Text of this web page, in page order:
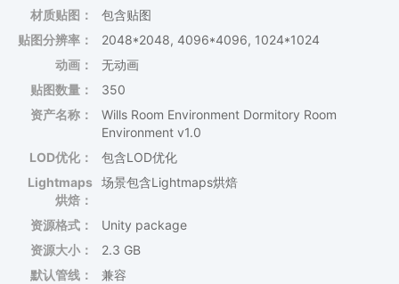
材质贴图：
包含贴图
贴图分辨率：
2048*2048, 4096*4096, 1024*1024
动画：
无动画
贴图数量：
350
资产名称：
Wills Room Environment Dormitory Room
Environment v1.0
LOD优化：
包含LOD优化
Lightmaps
烘焙：
场景包含Lightmaps烘焙
资源格式：
Unity package
资源大小：
2.3 GB
默认管线：
兼容